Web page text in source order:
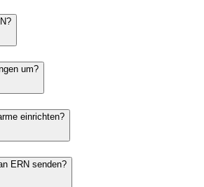
um?
einrichten?
ERN senden?